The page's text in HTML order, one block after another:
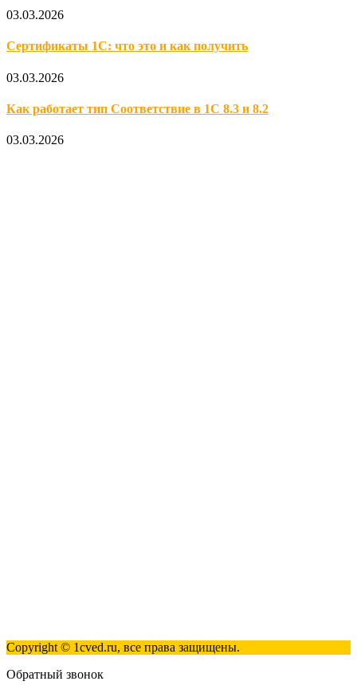
03.03.2026
Сертификаты 1С: что это и как получить
03.03.2026
Как работает тип Соответствие в 1С 8.3 и 8.2
03.03.2026
Copyright © 1cved.ru, все права защищены.
Обратный звонок